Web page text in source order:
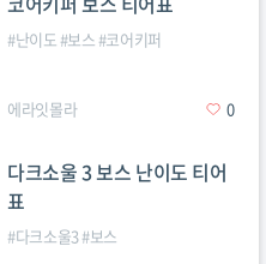
#난이도#보스#코어키퍼
에라잇몰라 0
다크소울 3 보스 난이도 티어
표
#다크소울3#보스